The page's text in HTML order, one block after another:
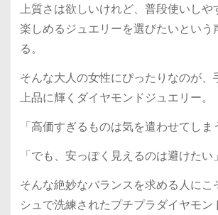
上質さは欲しいけれど、普段使いしや
楽しめるジュエリーを選びたいという
る。
そんな大人の女性にぴったりなのが、
上品に輝くダイヤモンドジュエリー。
「高価すぎるものは気を遣わせてしま
「でも、安っぽく見えるのは避けたい」
そんな絶妙なバランスを求める人にこ
シュで洗練されたプチプラダイヤモン